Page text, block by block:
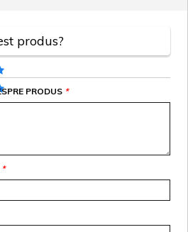
produs?
*
PRODUS
*